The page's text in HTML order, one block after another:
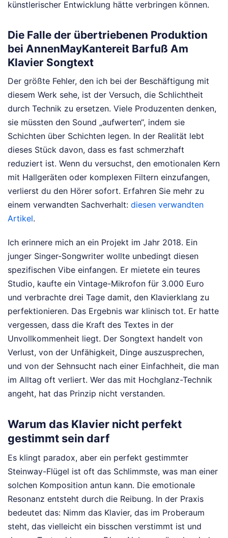
künstlerischer Entwicklung hätte verbringen können.
Die Falle der übertriebenen Produktion
bei AnnenMayKantereit Barfuß Am
Klavier Songtext
Der größte Fehler, den ich bei der Beschäftigung mit
diesem Werk sehe, ist der Versuch, die Schlichtheit
durch Technik zu ersetzen. Viele Produzenten denken,
sie müssten den Sound „aufwerten“, indem sie
Schichten über Schichten legen. In der Realität lebt
dieses Stück davon, dass es fast schmerzhaft
reduziert ist. Wenn du versuchst, den emotionalen Kern
mit Hallgeräten oder komplexen Filtern einzufangen,
verlierst du den Hörer sofort. Erfahren Sie mehr zu
einem verwandten Sachverhalt: diesen verwandten
Artikel.
Ich erinnere mich an ein Projekt im Jahr 2018. Ein
junger Singer-Songwriter wollte unbedingt diesen
spezifischen Vibe einfangen. Er mietete ein teures
Studio, kaufte ein Vintage-Mikrofon für 3.000 Euro
und verbrachte drei Tage damit, den Klavierklang zu
perfektionieren. Das Ergebnis war klinisch tot. Er hatte
vergessen, dass die Kraft des Textes in der
Unvollkommenheit liegt. Der Songtext handelt von
Verlust, von der Unfähigkeit, Dinge auszusprechen,
und von der Sehnsucht nach einer Einfachheit, die man
im Alltag oft verliert. Wer das mit Hochglanz-Technik
angeht, hat das Prinzip nicht verstanden.
Warum das Klavier nicht perfekt
gestimmt sein darf
Es klingt paradox, aber ein perfekt gestimmter
Steinway-Flügel ist oft das Schlimmste, was man einer
solchen Komposition antun kann. Die emotionale
Resonanz entsteht durch die Reibung. In der Praxis
bedeutet das: Nimm das Klavier, das im Proberaum
steht, das vielleicht ein bisschen verstimmt ist und